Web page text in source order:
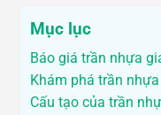
Mục lục
Báo giá trần nhựa
Khám phá trần
Cấu tạo của trần